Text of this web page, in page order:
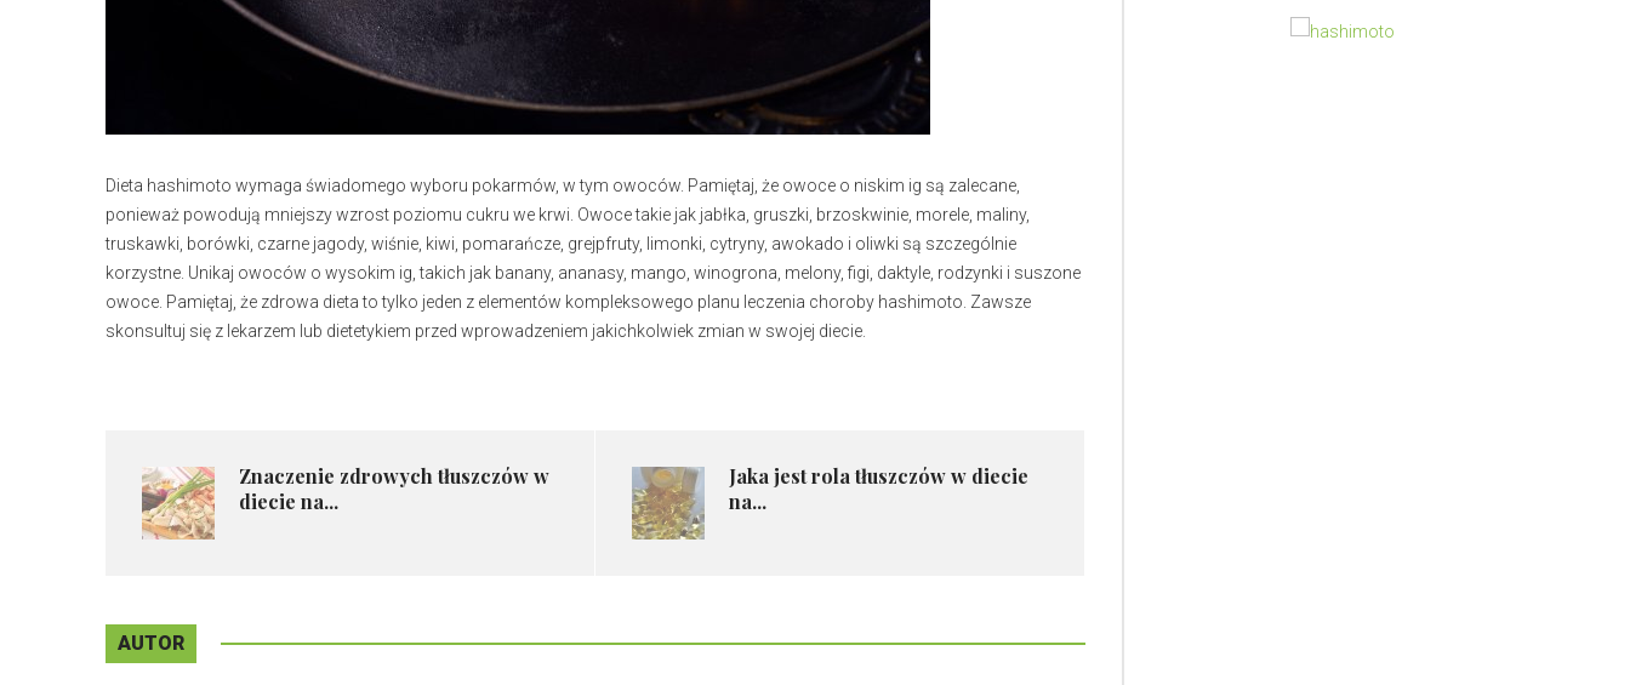
Dieta hashimoto wymaga świadomego wyboru pokarmów, w tym owoców. Pamiętaj, że owoce o niskim ig są zalecane,
ponieważ powodują mniejszy wzrost poziomu cukru we krwi. Owoce takie jak jabłka, gruszki, brzoskwinie, morele, maliny,
truskawki, borówki, czarne jagody, wiśnie, kiwi, pomarańcze, grejpfruty, limonki, cytryny, awokado i oliwki są szczególnie
korzystne. Unikaj owoców o wysokim ig, takich jak banany, ananasy, mango, winogrona, melony, figi, daktyle, rodzynki i suszone
owoce. Pamiętaj, że zdrowa dieta to tylko jeden z elementów kompleksowego planu leczenia choroby hashimoto. Zawsze
skonsultuj się z lekarzem lub dietetykiem przed wprowadzeniem jakichkolwiek zmian w swojej diecie.
Znaczenie zdrowych tłuszczów w
diecie na...
Jaka jest rola tłuszczów w diecie
na...
AUTOR